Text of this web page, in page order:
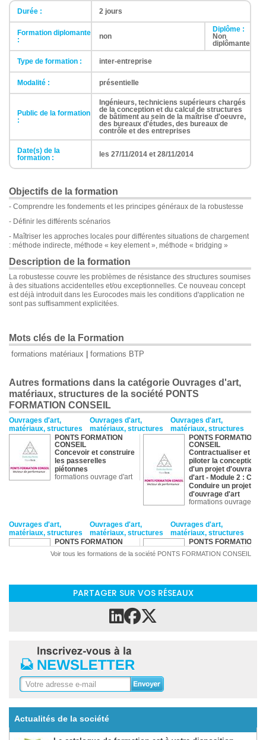
Durée : 2 jours
Formation diplomante
:
non
Diplôme :
Non
diplômante
Type de formation : inter-entreprise
Modalité : présentielle
Public de la formation
:
Ingénieurs, techniciens supérieurs chargés
de la conception et du calcul de structures
de bâtiment au sein de la maîtrise d'oeuvre,
des bureaux d'études, des bureaux de
contrôle et des entreprises
Date(s) de la
formation :
les 27/11/2014 et 28/11/2014
Objectifs de la formation
- Comprendre les fondements et les principes généraux de la robustesse
- Définir les différents scénarios
- Maîtriser les approches locales pour différentes situations de chargement
: méthode indirecte, méthode « key element », méthode « bridging »
Description de la formation
La robustesse couvre les problèmes de résistance des structures soumises
à des situations accidentelles et/ou exceptionnelles. Ce nouveau concept
est déjà introduit dans les Eurocodes mais les conditions d'application ne
sont pas suffisamment explicitées.
Mots clés de la Formation
formations matériaux formations BTP
Autres formations dans la catégorie Ouvrages d'art,
matériaux, structures de la société PONTS
FORMATION CONSEIL
Ouvrages d'art,
matériaux, structures
Ouvrages d'art,
matériaux, structures
Ouvrages d'art,
matériaux, structures
PONTS FORMATION
CONSEIL
Concevoir et construire
les passerelles
piétonnes
formations ouvrage d'art
PONTS FORMATION
CONSEIL
Contractualiser et
piloter la conception
d'un projet d'ouvrage
d'art - Module 2 : Cycle
Conduire un projet
d'ouvrage d'art
formations ouvrage d'art
Ouvrages d'art,
matériaux, structures
Ouvrages d'art,
matériaux, structures
Ouvrages d'art,
matériaux, structures
PONTS FORMATION
CONSEIL
Entretenir et réparer
formations béton
PONTS FORMATION
CONSEIL
Evolution de la Norme
construction ?
formations matériaux
Ouvrages d'art,
CONSEIL
Inspection des
ouvrages d'art :
Diagnostic
formations design
matériaux, structures
matériaux, structures
matériaux, structures
PONTS FORMATION
CONSEIL
Murs de soutènement
Prescrire les bétons
Voir tous les formations de la société PONTS FORMATION CONSEIL
PARTAGER SUR VOS RÉSEAUX
Actualités de la société